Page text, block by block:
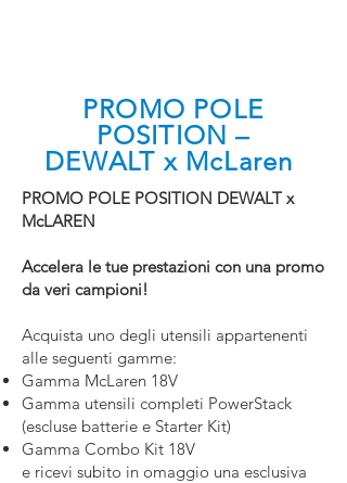
PROMO POLE
POSITION –
DEWALT x McLaren
PROMO POLE POSITION DEWALT x
McLAREN
Accelera le tue prestazioni con una promo
da veri campioni!
Acquista uno degli utensili appartenenti
alle seguenti gamme:
Gamma McLaren 18V
Gamma utensili completi PowerStack
(escluse batterie e Starter Kit)
Gamma Combo Kit 18V
e ricevi subito in omaggio una esclusiva